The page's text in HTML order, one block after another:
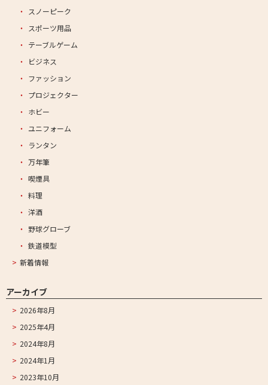
スノーピーク
スポーツ用品
テーブルゲーム
ビジネス
ファッション
プロジェクター
ホビー
ユニフォーム
ランタン
万年筆
喫煙具
料理
洋酒
野球グローブ
鉄道模型
新着情報
アーカイブ
2026年8月
2025年4月
2024年8月
2024年1月
2023年10月